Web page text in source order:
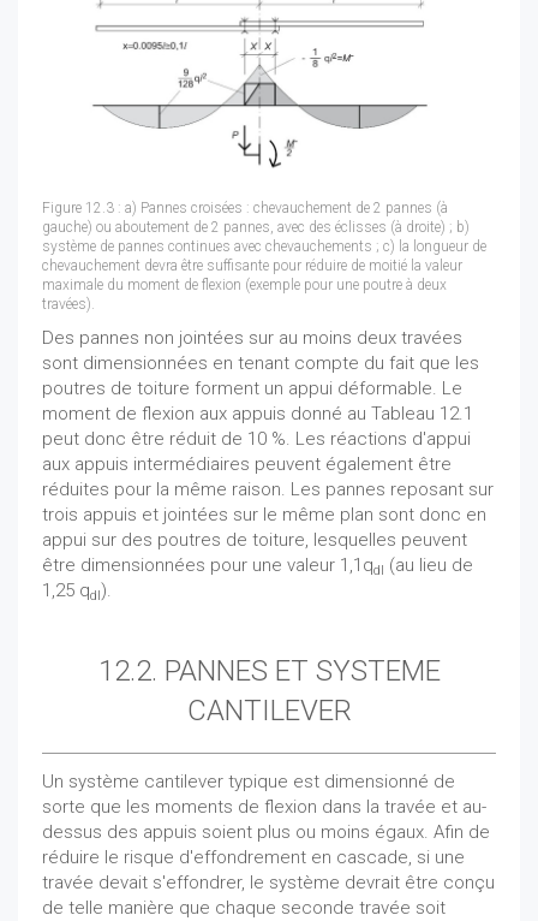
Figure 12.3 : a) Pannes croisées : chevauchement de 2 pannes (à
gauche) ou aboutement de 2 pannes, avec des éclisses (à droite) ; b)
système de pannes continues avec chevauchements ; c) la longueur de
chevauchement devra être suffisante pour réduire de moitié la valeur
maximale du moment de flexion (exemple pour une poutre à deux
travées).
Des pannes non jointées sur au moins deux travées
sont dimensionnées en tenant compte du fait que les
poutres de toiture forment un appui déformable. Le
moment de flexion aux appuis donné au Tableau 12.1
peut donc être réduit de 10 %. Les réactions d'appui
aux appuis intermédiaires peuvent également être
réduites pour la même raison. Les pannes reposant sur
trois appuis et jointées sur le même plan sont donc en
appui sur des poutres de toiture, lesquelles peuvent
être dimensionnées pour une valeur 1,1qdl (au lieu de
1,25 qdl).
12.2. PANNES ET SYSTEME
CANTILEVER
Un système cantilever typique est dimensionné de
sorte que les moments de flexion dans la travée et au-
dessus des appuis soient plus ou moins égaux. Afin de
réduire le risque d'effondrement en cascade, si une
travée devait s'effondrer, le système devrait être conçu
de telle manière que chaque seconde travée soit